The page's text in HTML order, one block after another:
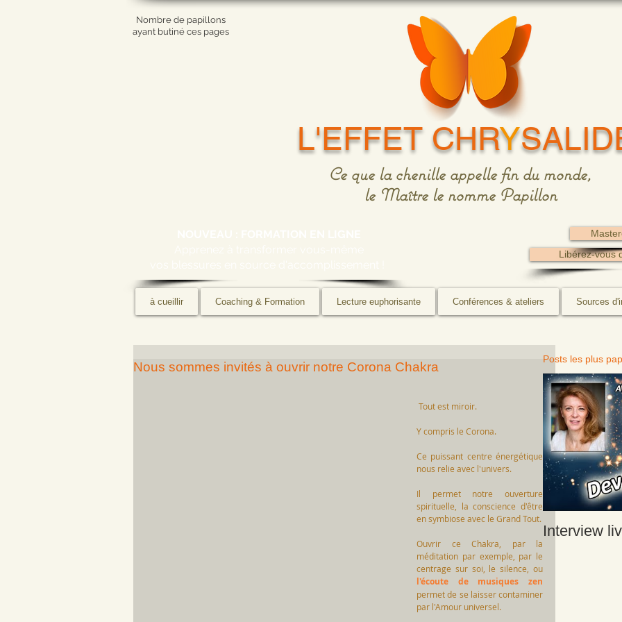
L'EFFET CHRY
Nombre de papillons
ayant butiné ces pages
Ce que la chenille appelle fin du monde,
le Maître le nomme Papillon
Libérez-vous
à cueillir Coaching & Formation Lecture euphorisante Conférences & ateliers Sources
Nous sommes invités à ouvrir notre Corona Chakra
Tout est miroir.
Y compris le Corona.
Ce puissant centre énergétique
nous relie avec l'univers.
Il permet notre ouverture
spirituelle, la conscience d'être
Ouvrir ce Chakra, par la
méditation par exemple, par le
permet de se laisser contaminer
par l'Amour universel.
Posts les plus
Interview